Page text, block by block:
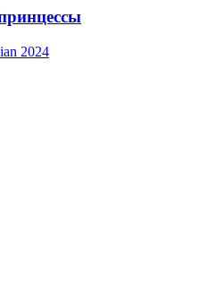
2024